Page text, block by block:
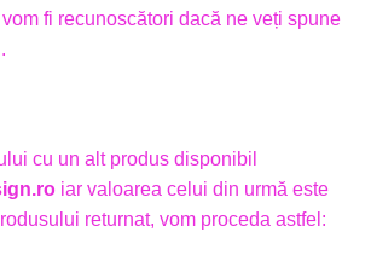
fi recunoscători dacă ne veți spune
cu un alt produs disponibil
iar valoarea celui din urmă este
returnat, vom proceda astfel: